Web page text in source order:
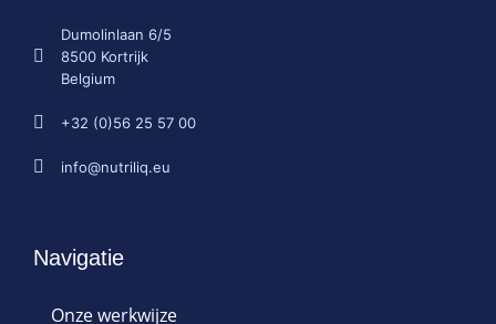
Dumolinlaan 6/5
8500 Kortrijk
Belgium
+32 (0)56 25 57 00
info@nutriliq.eu
Navigatie
Onze werkwijze